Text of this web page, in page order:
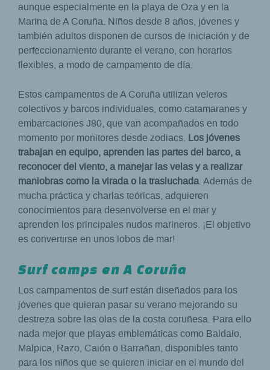
aunque especialmente en la playa de Oza y en la
Marina de A Coruña. Niños desde 8 años, jóvenes y
también adultos disponen de cursos de iniciación y de
perfeccionamiento durante el verano, con horarios
flexibles, a modo de campamento de día.
Estos campamentos de A Coruña utilizan veleros
colectivos y barcos individuales, como catamaranes y
embarcaciones J80, que van acompañados en todo
momento por monitores desde zodiacs. Los jóvenes
trabajan en equipo, aprenden las partes del barco, a
reconocer del viento, a manejar las velas y a realizar
maniobras como la virada o la trasluchada. Además de
mucha práctica y charlas teóricas, adquieren
conocimientos para desenvolverse en el mar y
aprenden los principales nudos marineros. ¡El objetivo
es convertirse en unos lobos de mar!
Surf camps en A Coruña
Los campamentos de surf están diseñados para los
jóvenes que quieran pasar su verano mejorando su
destreza sobre las olas de la costa coruñesa. Para ello
nada mejor que playas emblemáticas como Baldaio,
Malpica, Razo, Caión o Barrañan, disponibles tanto
para los niños que se quieren iniciar en el mundo del